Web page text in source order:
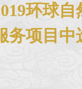
环球
务项目中